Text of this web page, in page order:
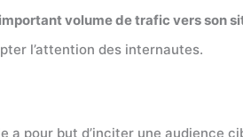
important volume de trafic vers son
l’attention des internautes.
a pour but d’inciter une audience